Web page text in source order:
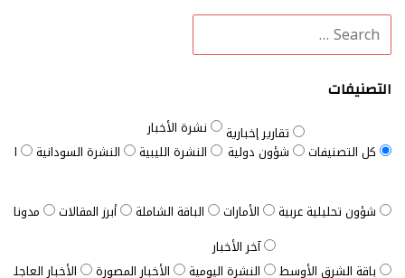
التصنيفات
كل التصنيفات
تقارير إخبارية
شؤون دولية
نشرة الأخبار
النشرة الليبية
النشرة السودانية
شؤون تحليلية عربية الأمارات الباقة الشاملة أبرز المقالات مدونات
باقة الشرق الأوسط
آخر الأخبار
النشرة اليومية
الأخبار المصورة الأخبار العاجلة